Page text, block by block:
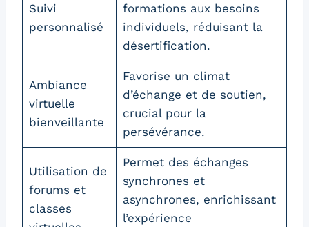
Suivi
personnalisé
formations aux besoins
individuels, réduisant la
désertification.
Ambiance
virtuelle
bienveillante
Favorise un climat
d’échange et de soutien,
crucial pour la
persévérance.
Utilisation de
forums et
classes
Permet des échanges
synchrones et
asynchrones, enrichissant
l’expérience